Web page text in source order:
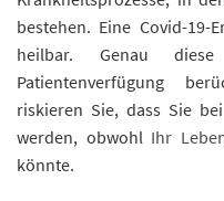
bestehen. Eine Covid-
heilbar. Genau
Patientenverfügung
riskieren Sie, dass Sie
werden, obwohl Ihr
könnte.